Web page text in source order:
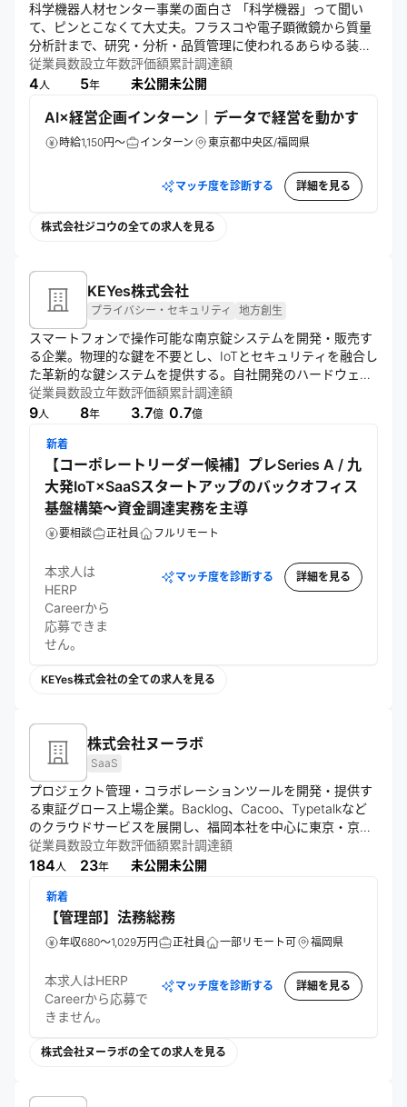
科学機器人材センター事業の面白さ 「科学機器」って聞い
て、ピンとこなくて大丈夫。フラスコや電子顕微鏡から質量
分析計まで、研究・分析・品質管理に使われるあらゆる装置
の総称で、その種類は約1,200万種。新薬開発、食品の安全
検査、環境分析——私たちの暮らしを裏側から支えている業
大マーケットでありながら、一般的な知名度が低く、業界特
化の人材エージェントもほとんどいません。だからこそ、こ
ちらからアプローチしても企業に感謝される。まだ小さなチ
ームでも、業界の重要なインフラを担っている実感がありま
す。 私たちは短期的には業界の「人事部」、中期的には事業
し、2030年マーケットシェアNo.1を掲げています。
従業員数
4人
設立年数
5年
評価額
未公開
累計調達額
未公開
AI×経営企画インターン｜データで経営を動かす
時給1,150円～ インターン 東京都中央区/福岡県
マッチ度を診断する 詳細を見る
株式会社ジコウの全ての求人を見る
KEYes株式会社
プライバシー・セキュリティ 地方創生
スマートフォンで操作可能な南京錠システムを開発・販売す
る企業。物理的な鍵を不要とし、IoTとセキュリティを融合し
た革新的な鍵システムを提供する。自社開発のハードウェア
とソフトウェアを組み合わせ、業界特化型のスマートキー管
理サービスを展開。大手企業や自治体との連携を通じ、事業
従業員数
9人
設立年数
8年
評価額
3.7億
累計調達額
0.7億
新着
【コーポレートリーダー候補】プレSeries A / 九
大発IoT×SaaSスタートアップのバックオフィス
基盤構築〜資金調達実務を主導
要相談 正社員 フルリモート
本求人は
HERP
Careerから
応募できま
せん。
マッチ度を診断する 詳細を見る
KEYes株式会社の全ての求人を見る
株式会社ヌーラボ
SaaS
プロジェクト管理・コラボレーションツールを開発・提供す
る東証グロース上場企業。Backlog、Cacoo、Typetalkなど
のクラウドサービスを展開し、福岡本社を中心に東京・京都
の国内拠点とニューヨーク・アムステルダムの海外拠点を持
従業員数
184人
設立年数
23年
評価額
未公開
累計調達額
未公開
新着
【管理部】法務総務
年収680～1,029万円 正社員 一部リモート可 福岡県
本求人はHERP
Careerから応募で
きません。
マッチ度を診断する 詳細を見る
株式会社ヌーラボの全ての求人を見る